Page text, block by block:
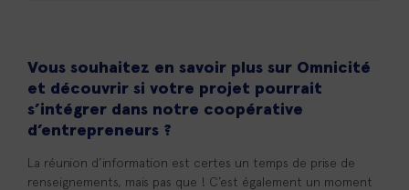
Vous souhaitez en savoir plus sur Omnicité
et découvrir si votre projet pourrait
s’intégrer dans notre coopérative
d’entrepreneurs ?
La réunion d’information est certes un temps de prise de
renseignements, mais pas que ! C’est également un moment